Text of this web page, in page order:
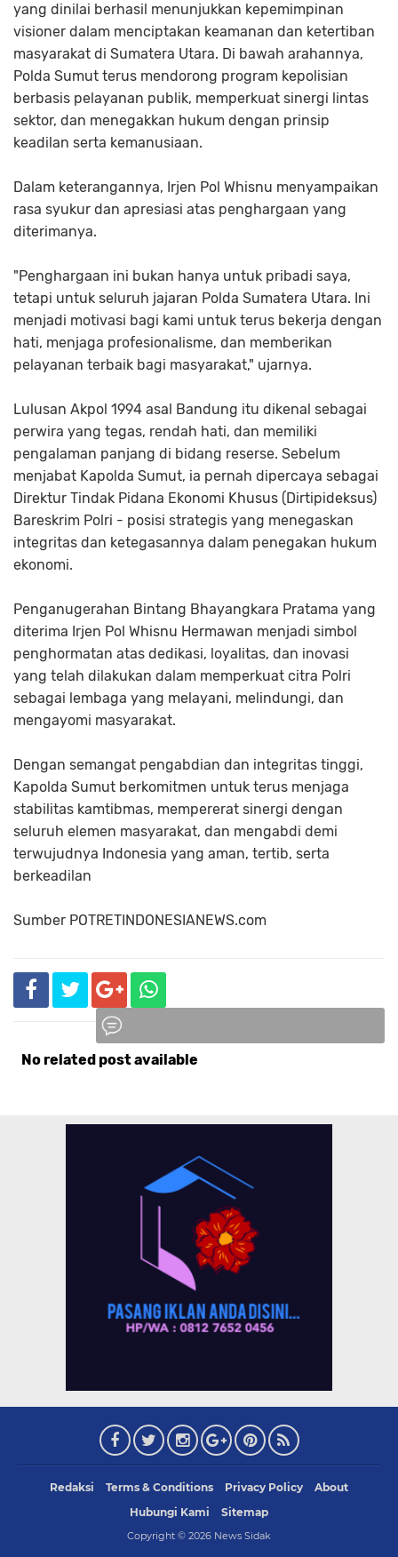
yang dinilai berhasil menunjukkan kepemimpinan
visioner dalam menciptakan keamanan dan ketertiban
masyarakat di Sumatera Utara. Di bawah arahannya,
Polda Sumut terus mendorong program kepolisian
berbasis pelayanan publik, memperkuat sinergi lintas
sektor, dan menegakkan hukum dengan prinsip
keadilan serta kemanusiaan.
Dalam keterangannya, Irjen Pol Whisnu menyampaikan
rasa syukur dan apresiasi atas penghargaan yang
diterimanya.
"Penghargaan ini bukan hanya untuk pribadi saya,
tetapi untuk seluruh jajaran Polda Sumatera Utara. Ini
menjadi motivasi bagi kami untuk terus bekerja dengan
hati, menjaga profesionalisme, dan memberikan
pelayanan terbaik bagi masyarakat," ujarnya.
Lulusan Akpol 1994 asal Bandung itu dikenal sebagai
perwira yang tegas, rendah hati, dan memiliki
pengalaman panjang di bidang reserse. Sebelum
menjabat Kapolda Sumut, ia pernah dipercaya sebagai
Direktur Tindak Pidana Ekonomi Khusus (Dirtipideksus)
Bareskrim Polri - posisi strategis yang menegaskan
integritas dan ketegasannya dalam penegakan hukum
ekonomi.
Penganugerahan Bintang Bhayangkara Pratama yang
diterima Irjen Pol Whisnu Hermawan menjadi simbol
penghormatan atas dedikasi, loyalitas, dan inovasi
yang telah dilakukan dalam memperkuat citra Polri
sebagai lembaga yang melayani, melindungi, dan
mengayomi masyarakat.
Dengan semangat pengabdian dan integritas tinggi,
Kapolda Sumut berkomitmen untuk terus menjaga
stabilitas kamtibmas, mempererat sinergi dengan
seluruh elemen masyarakat, dan mengabdi demi
terwujudnya Indonesia yang aman, tertib, serta
berkeadilan
Sumber POTRETINDONESIANEWS.com
No related post available
Redaksi Terms & Conditions Privacy Policy
About
Hubungi Kami
Sitemap
Copyright © 2026 News Sidak